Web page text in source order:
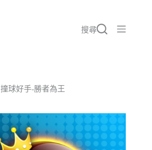
搜尋
撞球好手-勝者為王